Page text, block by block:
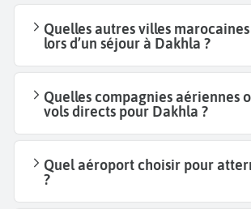
Quelles autres villes
lors d’un séjour à Dakhla ?
Quelles compagnies aériennes
vols directs pour Dakhla ?
Quel aéroport choisir pour
?